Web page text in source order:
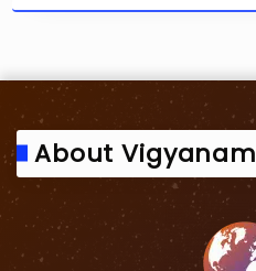
About Vigyanam